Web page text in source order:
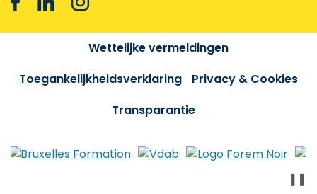
Wettelijke vermeldingen
Toegankelijkheidsverklaring
Privacy & Cookies
Transparantie
❚❚